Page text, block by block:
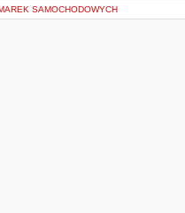
SAMOCHODOWYCH